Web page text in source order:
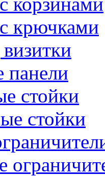
крючками
панели
стойки
стойки